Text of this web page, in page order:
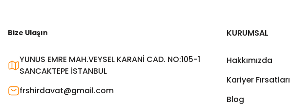
Bize Ulaşın
YUNUS EMRE MAH.VEYSEL KARANİ CAD. NO:105-1
SANCAKTEPE İSTANBUL
frshirdavat@gmail.com
KURUMSAL
Hakkımızda
Kariyer Fırsatları
Blog